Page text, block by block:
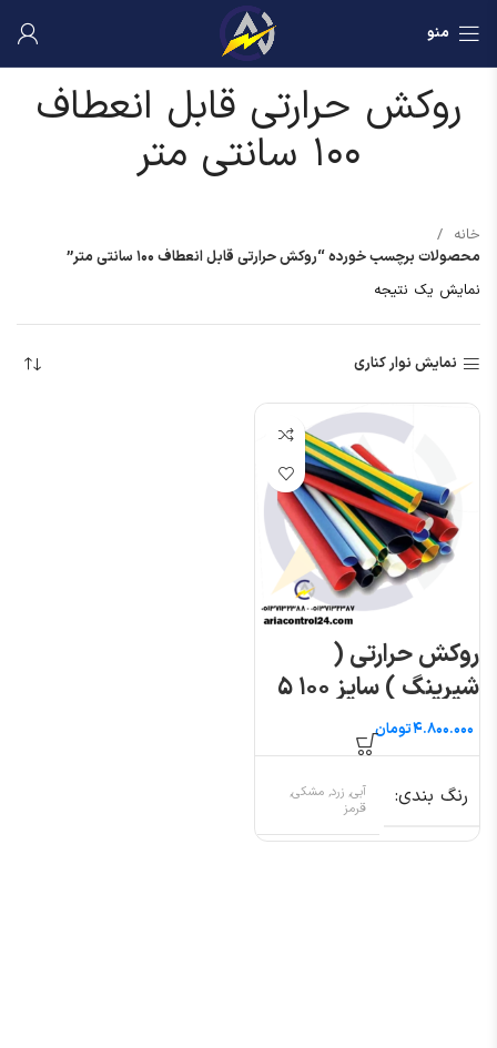
منو
روکش حرارتی قابل انعطاف
۱۰۰ سانتی متر
خانه
محصولات برچسب خورده “روکش حرارتی قابل انعطاف ۱۰۰ سانتی متر”
نمایش یک نتیجه
نمایش نوار کناری
روکش حرارتی (
شیرینگ ) سایز ۱۰۰ ۵
متری
تومان
رنگ بندی
آبی, زرد, مشکی,
قرمز